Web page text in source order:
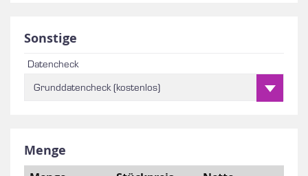
Menge
Sonstige
Datencheck
Grunddatencheck (kostenlos)